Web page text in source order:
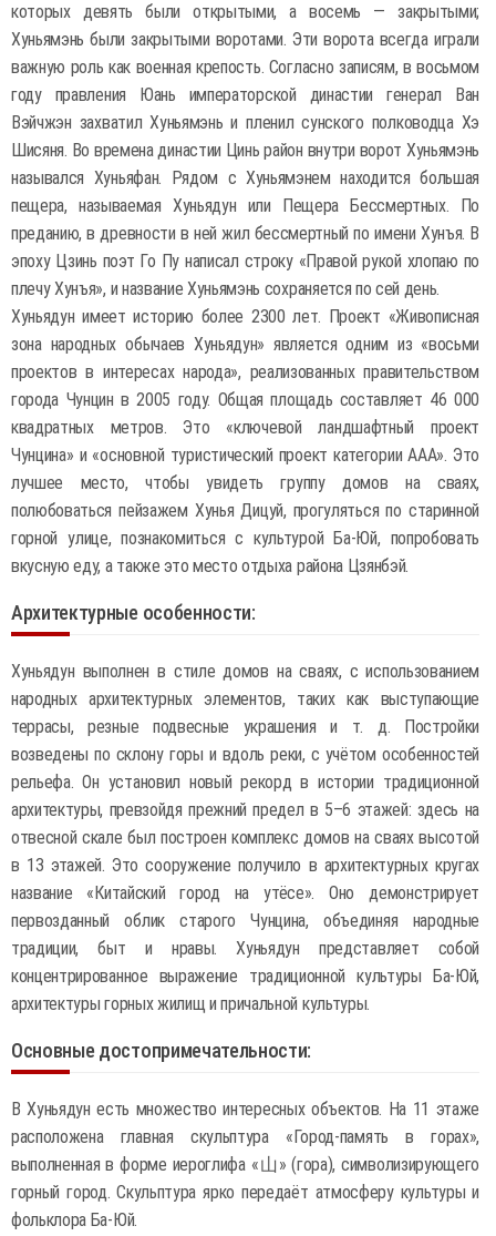
которых девять были открытыми, а восемь — закрытыми;
Хуньямэнь были закрытыми воротами. Эти ворота всегда играли
важную роль как военная крепость. Согласно записям, в восьмом
году правления Юань императорской династии генерал Ван
Вэйчжэн захватил Хуньямэнь и пленил сунского полководца Хэ
Шисяня. Во времена династии Цинь район внутри ворот Хуньямэнь
назывался Хуньяфан. Рядом с Хуньямэнем находится большая
пещера, называемая Хуньядун или Пещера Бессмертных. По
преданию, в древности в ней жил бессмертный по имени Хунъя. В
эпоху Цзинь поэт Го Пу написал строку «Правой рукой хлопаю по
плечу Хунъя», и название Хуньямэнь сохраняется по сей день.
Хуньядун имеет историю более 2300 лет. Проект «Живописная
зона народных обычаев Хуньядун» является одним из «восьми
проектов в интересах народа», реализованных правительством
города Чунцин в 2005 году. Общая площадь составляет 46 000
квадратных метров. Это «ключевой ландшафтный проект
Чунцина» и «основной туристический проект категории AAA». Это
лучшее место, чтобы увидеть группу домов на сваях,
полюбоваться пейзажем Хунья Дицуй, прогуляться по старинной
горной улице, познакомиться с культурой Ба-Юй, попробовать
вкусную еду, а также это место отдыха района Цзянбэй.
Архитектурные особенности:
Хуньядун выполнен в стиле домов на сваях, с использованием
народных архитектурных элементов, таких как выступающие
террасы, резные подвесные украшения и т. д. Постройки
возведены по склону горы и вдоль реки, с учётом особенностей
рельефа. Он установил новый рекорд в истории традиционной
архитектуры, превзойдя прежний предел в 5–6 этажей: здесь на
отвесной скале был построен комплекс домов на сваях высотой
в 13 этажей. Это сооружение получило в архитектурных кругах
название «Китайский город на утёсе». Оно демонстрирует
первозданный облик старого Чунцина, объединяя народные
традиции, быт и нравы. Хуньядун представляет собой
концентрированное выражение традиционной культуры Ба-Юй,
архитектуры горных жилищ и причальной культуры.
Основные достопримечательности:
В Хуньядун есть множество интересных объектов. На 11 этаже
расположена главная скульптура «Город-память в горах»,
выполненная в форме иероглифа «山» (гора), символизирующего
горный город. Скульптура ярко передаёт атмосферу культуры и
фольклора Ба-Юй.